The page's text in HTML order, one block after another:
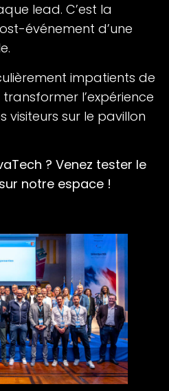
lead. C’est la
événement d’une
impatients de
l’expérience
visiteurs sur le pavillon
? Venez tester le
notre espace !